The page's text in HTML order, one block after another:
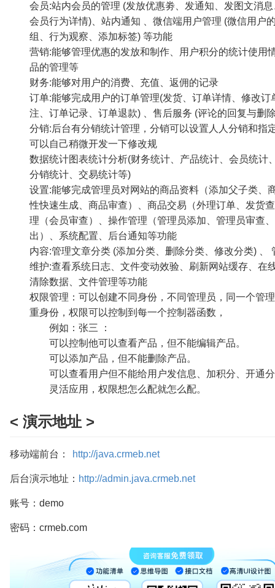
会员:站内会员的管理 (发放优惠劵、发通知、发图文消
会员行为详情)、站内通知 、微信端用户管理 (微信用户
组、行为观察、添加标签) 等功能
营销:能够管理优惠的发放和制作、用户积分的统计使用
品的管理等
财务:能够对用户的消费、充值、返佣的记录
订单:能够完成用户的订单管理(发货、订单详情、修改订
注、订单记录、订单退款) 、售后服务 (评论的回复与删
分销:后台有分销统计管理，分销可以设置人人分销和指
可以自己稍微开发一下修改规
数据统计图表统计分析(财务统计、产品统计、会员统计
分销统计、交易统计等)
设置:能够完成管理员对网站的商品资料（添加父子类、
性快速生成、商品审查）、商品交易（外理订单、发货
理（会员审查）、操作管理（管理员添加、管理员审查
出）、系统配置、后台通知等功能
内容:管理文章分类 (添加分类、删除分类、修改分类) 、
维护:查看系统日志、文件变动效验、刷新网站缓存、在
清除数据、文件管理等功能
权限管理：可以创建不同身份，不同管理员，同一个管
重身份，权限可以控制到每一个控制器函数，
例如：张三 ：
可以控制他可以查看产品，但不能编辑产品。
可以添加产品，但不能删除产品。
可以查看用户但不能给用户发信息、加积分、开通
灵活应用，权限想怎么配就怎么配。
< 演示地址 >
移动端前台： http://java.crmeb.net
后台演示地址： http://admin.java.crmeb.net
账号：demo
密码：crmeb.com